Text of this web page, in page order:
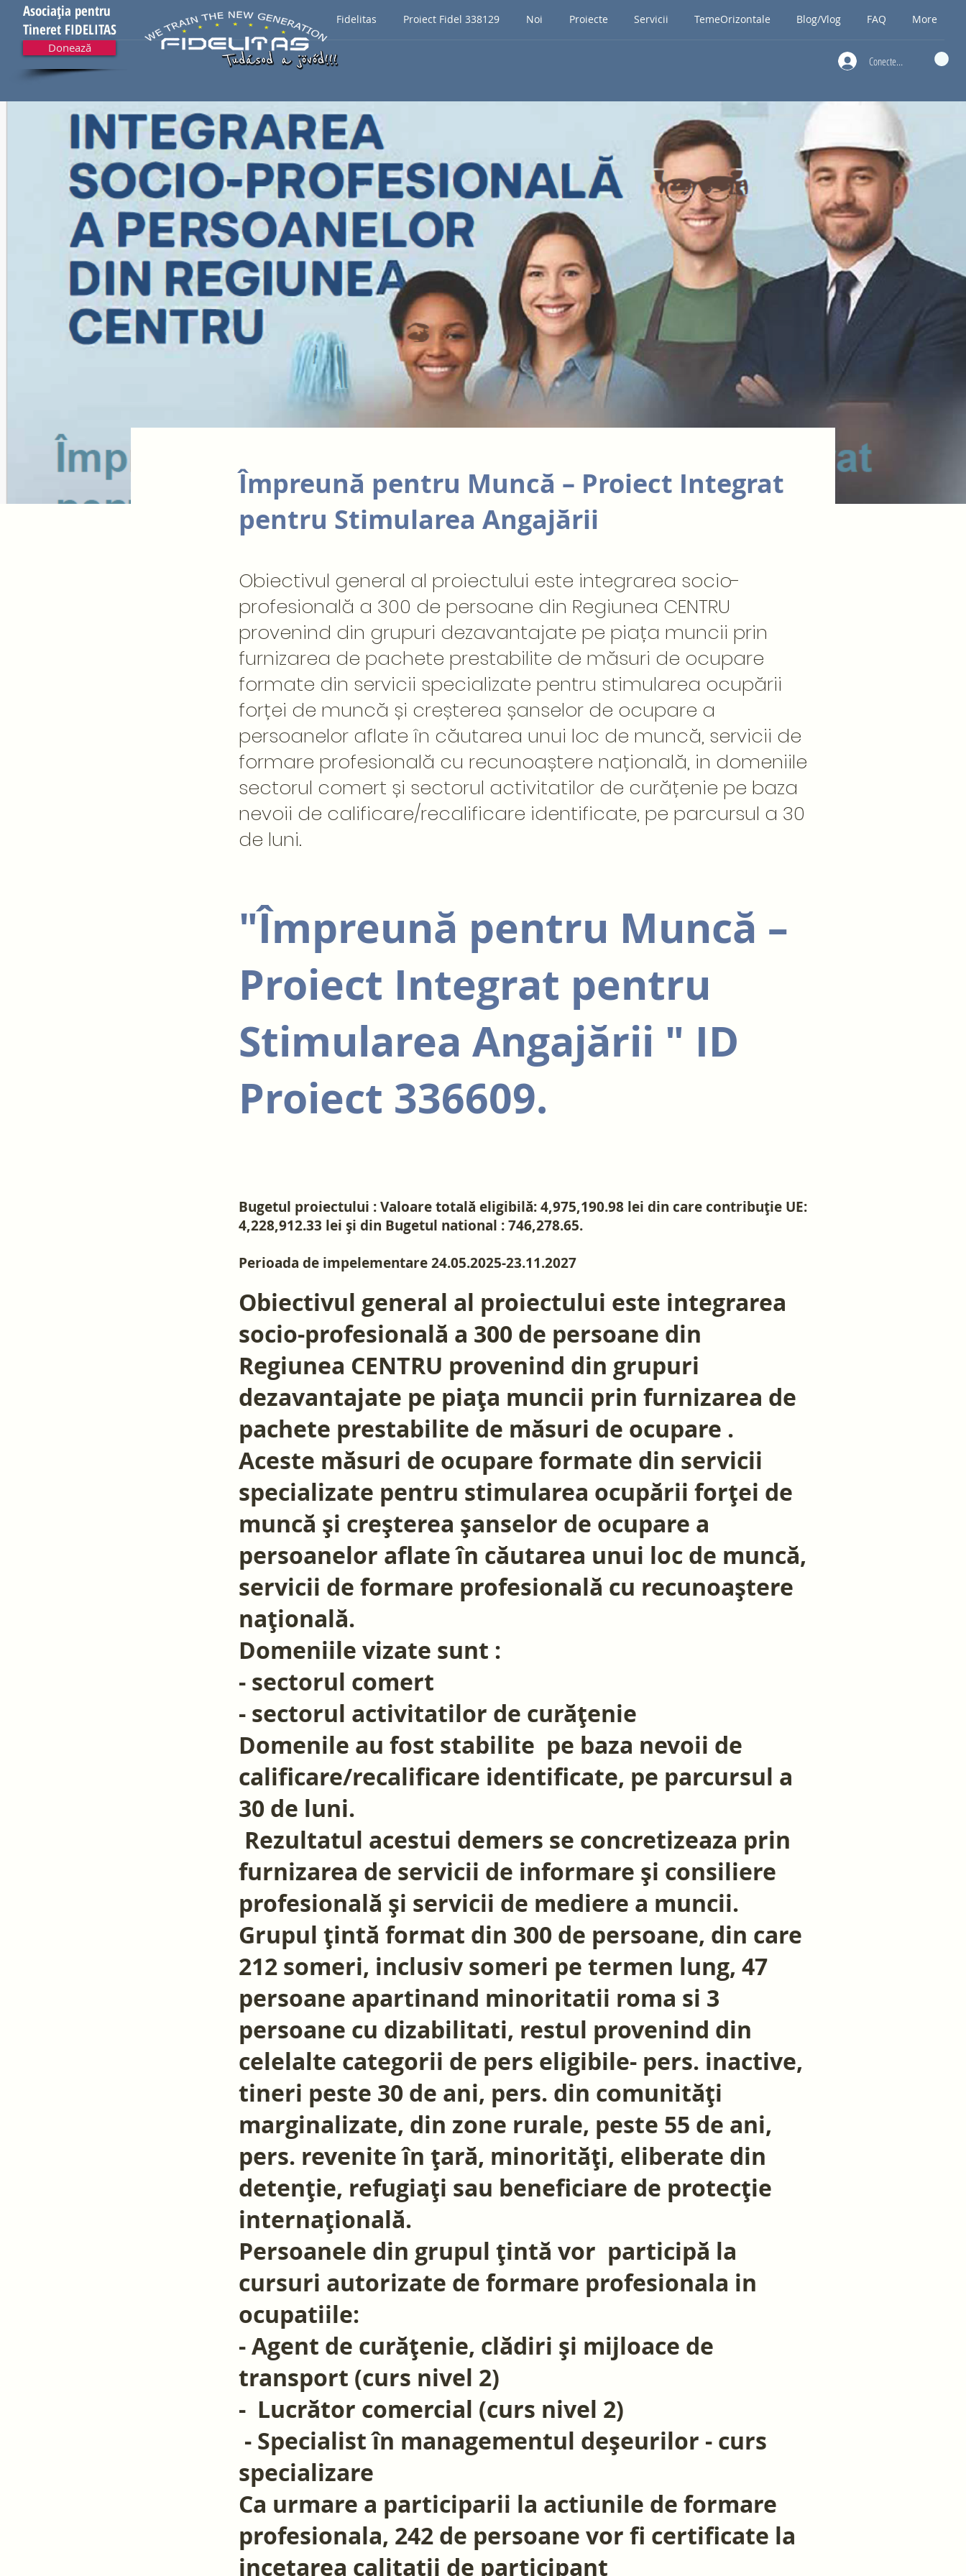
Asociația pentru
Tineret FIDELITAS
Donează
Fidelitas Proiect Fidel 338129 Noi Proiecte Servicii TemeOrizontale Blog/Vlog FAQ More
Conectează-te
Împreună pentru Muncă – Proiect Integrat
pentru Stimularea Angajării
Obiectivul general al proiectului este integrarea socio-
profesională a 300 de persoane din Regiunea CENTRU
provenind din grupuri dezavantajate pe piața muncii prin
furnizarea de pachete prestabilite de măsuri de ocupare
formate din servicii specializate pentru stimularea ocupării
forței de muncă și creșterea șanselor de ocupare a
persoanelor aflate în căutarea unui loc de muncă, servicii de
formare profesională cu recunoaștere națională, in domeniile
sectorul comert și sectorul activitatilor de curățenie pe baza
nevoii de calificare/recalificare identificate, pe parcursul a 30
de luni.
"Împreună pentru Muncă –
Proiect Integrat pentru
Stimularea Angajării " ID
Proiect 336609.
Bugetul proiectului : Valoare totală eligibilă: 4,975,190.98 lei din care contribuție UE:
4,228,912.33 lei și din Bugetul national : 746,278.65.
Perioada de impelementare 24.05.2025-23.11.2027
Obiectivul general al proiectului este integrarea
socio-profesională a 300 de persoane din
Regiunea CENTRU provenind din grupuri
dezavantajate pe piața muncii prin furnizarea de
pachete prestabilite de măsuri de ocupare .
Aceste măsuri de ocupare formate din servicii
specializate pentru stimularea ocupării forței de
muncă și creșterea șanselor de ocupare a
persoanelor aflate în căutarea unui loc de muncă,
servicii de formare profesională cu recunoaștere
națională.
Domeniile vizate sunt :
- sectorul comert
- sectorul activitatilor de curățenie
Domenile au fost stabilite pe baza nevoii de
calificare/recalificare identificate, pe parcursul a
30 de luni.
Rezultatul acestui demers se concretizeaza prin
furnizarea de servicii de informare și consiliere
profesională și servicii de mediere a muncii.
Grupul țintă format din 300 de persoane, din care
212 someri, inclusiv someri pe termen lung, 47
persoane apartinand minoritatii roma si 3
persoane cu dizabilitati, restul provenind din
celelalte categorii de pers eligibile- pers. inactive,
tineri peste 30 de ani, pers. din comunități
marginalizate, din zone rurale, peste 55 de ani,
pers. revenite în țară, minorități, eliberate din
detenție, refugiați sau beneficiare de protecție
internațională.
Persoanele din grupul țintă vor participă la
cursuri autorizate de formare profesionala in
ocupatiile:
- Agent de curăţenie, clădiri şi mijloace de
transport (curs nivel 2)
- Lucrător comercial (curs nivel 2)
- Specialist în managementul deșeurilor - curs
specializare
Ca urmare a participarii la actiunile de formare
profesionala, 242 de persoane vor fi certificate la
incetarea calitatii de participant